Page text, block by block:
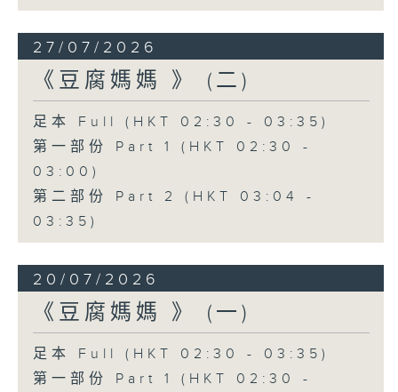
27/07/2026
《豆腐媽媽 》 (二)
足本 Full (HKT 02:30 - 03:35)
第一部份 Part 1 (HKT 02:30 -
03:00)
第二部份 Part 2 (HKT 03:04 -
03:35)
20/07/2026
《豆腐媽媽 》 (一)
足本 Full (HKT 02:30 - 03:35)
第一部份 Part 1 (HKT 02:30 -